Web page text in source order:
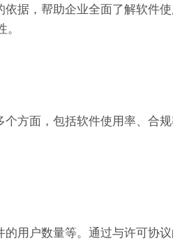
据，帮助企业全面了解软件
方面，包括软件使用率、合
用户数量等。通过与许可协